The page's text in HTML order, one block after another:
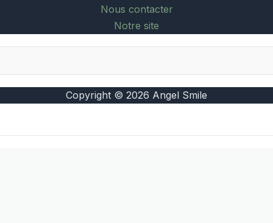
Nous contacter
Notre site
Copyright © 2026 Angel Smile